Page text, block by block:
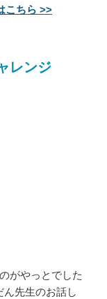
こちら >>
レンジ
がやっとでした
先生のお話し